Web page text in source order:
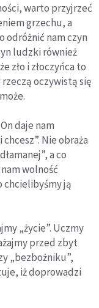
warto przyjrzeć
grzechu, a
odróżnić nam czyn
ludzki również
zło i złoczyńca to
oczywistą się
daje nam
Nie obraża
a co
wolność
chcielibyśmy ją
„życie”. Uczmy
przed zbyt
„bezbożniku”,
iż doprowadzi